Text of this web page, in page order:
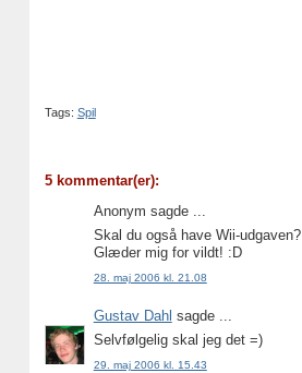
Tags: Spil
5 kommentar(er):
Anonym sagde ...
Skal du også have Wii-udgaven?
Glæder mig for vildt! :D
28. maj 2006 kl. 21.08
Gustav Dahl sagde ...
Selvfølgelig skal jeg det =)
29. maj 2006 kl. 15.43